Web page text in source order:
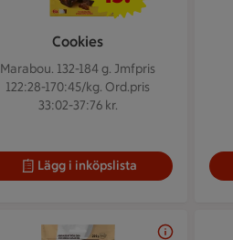
Cookies
Marabou. 132-184 g. Jmfpris
122:28-170:45/kg. Ord.pris
33:02-37:76 kr.
Lägg i inköpslista